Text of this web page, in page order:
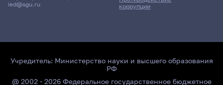
ied@sgu.ru
коррупции
Учредитель: Министерство науки и высшего образования
РФ
@ 2002 - 2026 Федеральное государственное бюджетное